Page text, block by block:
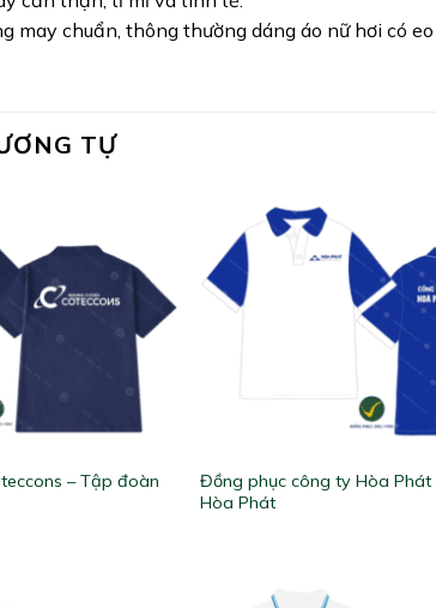
may chuẩn, thông thường dáng áo nữ hơi có eo
TỰ
– Tập đoàn
Đồng phục công ty Hòa Phát
Hòa Phát